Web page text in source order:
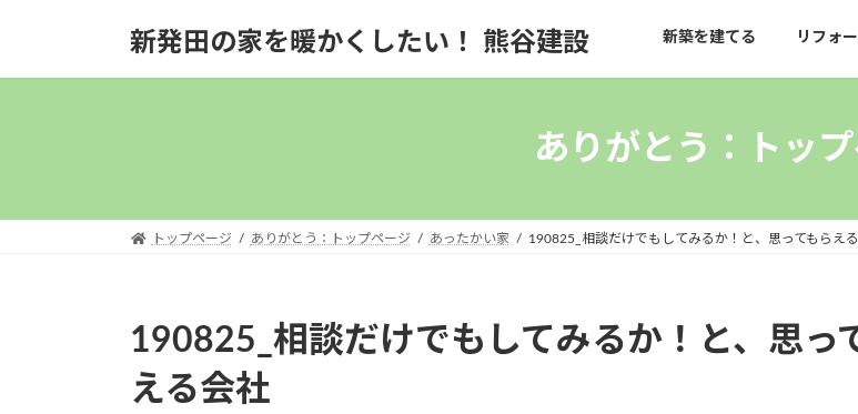
新発田の家を暖かくしたい！ 熊谷建設 新築を建てる リフォ
ありがとう：トッ
トップページ ありがとう：トップページ あったかい家 190825_相談だけでもしてみるか！と、思ってもらえ
190825_相談だけでもしてみるか！と、思っ
える会社